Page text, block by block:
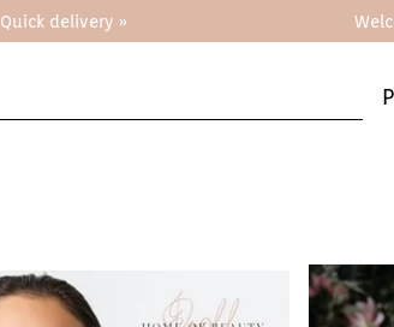
Quick delivery »